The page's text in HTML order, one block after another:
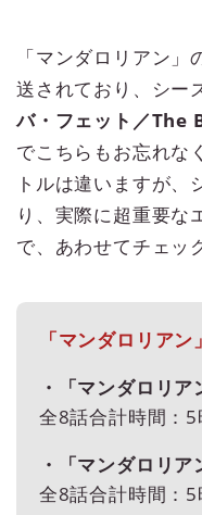
「マンダロリアン
送されており、シー
バ・フェット／The
でこちらもお忘れな
トルは違いますが
り、実際に超重要な
で、あわせてチェッ
「マンダロリア
・「マンダロリ
全8話合計時間：
・「マンダロリ
全8話合計時間：